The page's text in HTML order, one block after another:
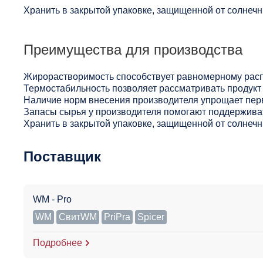
Хранить в закрытой упаковке, защищенной от
Преимущества для производства
Жирорастворимость способствует равномерному
Термостабильность позволяет рассматривать
Наличие норм внесения производителя упрощает
Запасы сырья у производителя помогают
Хранить в закрытой упаковке, защищенной от
Поставщик
WM - Pro
WM
СвитWM PriPra Spicer
Подробнее